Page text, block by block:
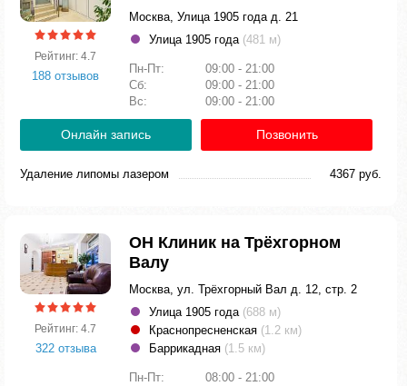
Рейтинг: 4.7
188 отзывов
Москва, Улица 1905 года д. 21
Улица 1905 года (481 м)
Пн-Пт:
09:00 - 21:00
Сб:
09:00 - 21:00
Вс:
09:00 - 21:00
Онлайн запись Позвонить
Удаление липомы лазером 4367 руб.
Рейтинг: 4.7
322 отзыва
ОН Клиник на Трёхгорном
Валу
Москва, ул. Трёхгорный Вал д. 12, стр. 2
Улица 1905 года (688 м)
Краснопресненская (1.2 км)
Баррикадная (1.5 км)
Пн-Пт:
08:00 - 21:00